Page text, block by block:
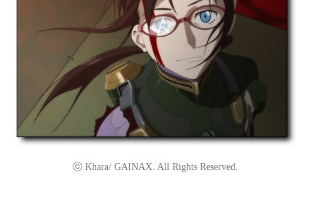
ⓒ Khara/ GAINAX. All Rights Reserved.